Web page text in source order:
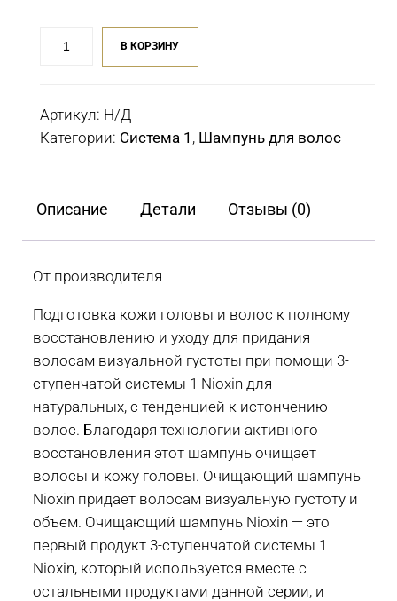
шампунь
3
натуральных
300
мл
В КОРЗИНУ
Артикул: Н/Д
Категории: Система 1 , Шампунь для волос
Описание Детали Отзывы (0)
От производителя
Подготовка кожи головы и волос к полному
восстановлению и уходу для придания
волосам визуальной густоты при помощи 3-
ступенчатой системы 1 Nioxin для
натуральных, с тенденцией к истончению
волос. Благодаря технологии активного
восстановления этот шампунь очищает
волосы и кожу головы. Очищающий шампунь
Nioxin придает волосам визуальную густоту и
объем. Очищающий шампунь Nioxin — это
первый продукт 3-ступенчатой системы 1
Nioxin, который используется вместе с
остальными продуктами данной серии, и